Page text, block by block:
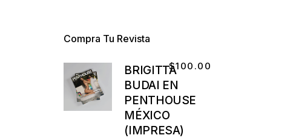
Compra Tu Revista
BRIGITTA
BUDAI EN
PENTHOUSE
MÉXICO
(IMPRESA)
$100.00